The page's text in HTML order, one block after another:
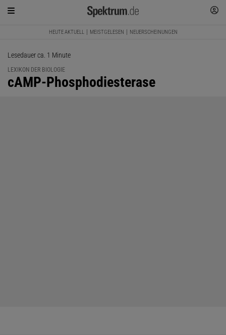
HEUTE AKTUELL MEISTGELESEN NEUERSCHEINUNGEN
Lesedauer ca. 1 Minute
LEXIKON DER BIOLOGIE
:
cAMP-Phosphodiesterase